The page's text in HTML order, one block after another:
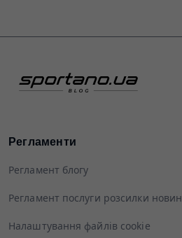
Регламенти
Регламент блогу
Регламент послуги розсилки новин
Налаштування файлів cookie